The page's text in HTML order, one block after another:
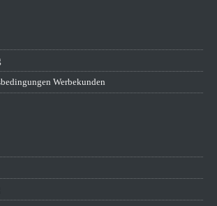
Werbekunden